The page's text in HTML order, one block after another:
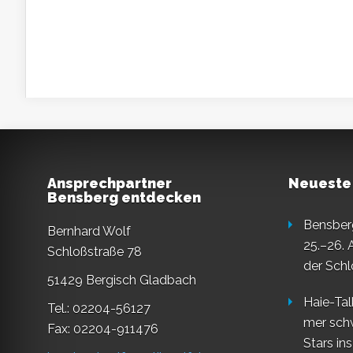
Ansprechpartner
Bensberg entdecken
Bernhard Wolf
Schloßstraße 78
51429 Bergisch Gladbach
Tel.: 02204-56127
Fax: 02204-911476
25.–26.
der
Haie-
mer
Stars